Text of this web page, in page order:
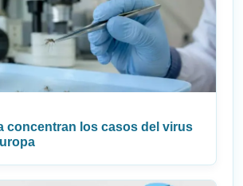
concentran los casos del virus